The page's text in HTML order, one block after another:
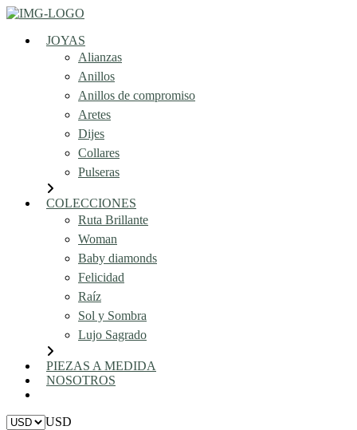
JOYAS
Alianzas
Anillos
Anillos de compromiso
Aretes
Dijes
Collares
Pulseras
COLECCIONES
Ruta Brillante
Woman
Baby diamonds
Felicidad
Raíz
Sol y Sombra
Lujo Sagrado
PIEZAS A MEDIDA
NOSOTROS
USD